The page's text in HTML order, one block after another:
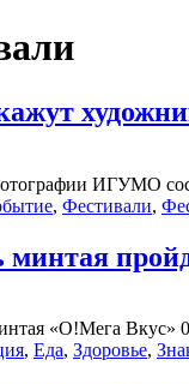
ИГУМО
, Фестивали,
«О!Мега
, Еда, Здоровье,